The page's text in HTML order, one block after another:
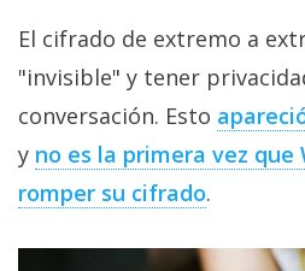
/
Publicidad
Cambiar
opciones
de
/
El cifrado de extremo a
"invisible" y tener
conversación. Esto
y no es la primera vez que
romper su cifrado.